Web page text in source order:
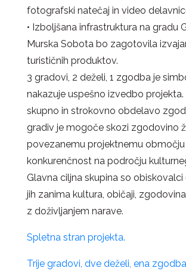
fotografski natečaj in video
• Izboljšana infrastruktura na gradu
Murska Sobota bo zagotovila
turističnih produktov.
3 gradovi, 2 deželi, 1 zgodba je
nakazuje uspešno izvedbo projekta.
skupno in strokovno obdelavo
gradiv je mogoče skozi zgodovino
povezanemu projektnemu
konkurenčnost na področju
Glavna ciljna skupina so obiskovalci
jih zanima kultura, običaji,
z doživljanjem narave.
Spletna stran projekta.
Trije gradovi, dve deželi, ena zgodba